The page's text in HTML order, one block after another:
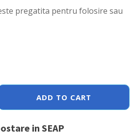
pregatita pentru folosire sau
ADD TO CART
in SEAP